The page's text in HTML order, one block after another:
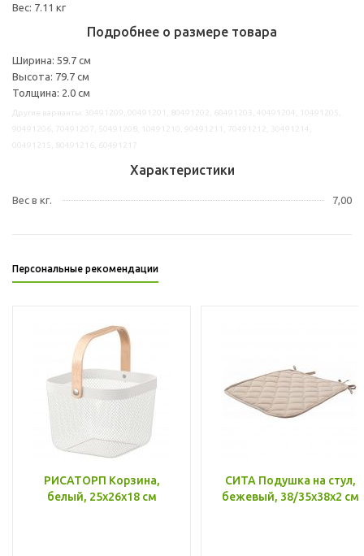
Вес: 7.11 кг
Подробнее о размере товара
Ширина: 59.7 см
Высота: 79.7 см
Толщина: 2.0 см
Характеристики
Вес в кг. 7,00
Персональные рекомендации
РИСАТОРП Корзина,
белый, 25x26x18 см
СИТА Подушка на стул,
бежевый, 38/35x38x2 см